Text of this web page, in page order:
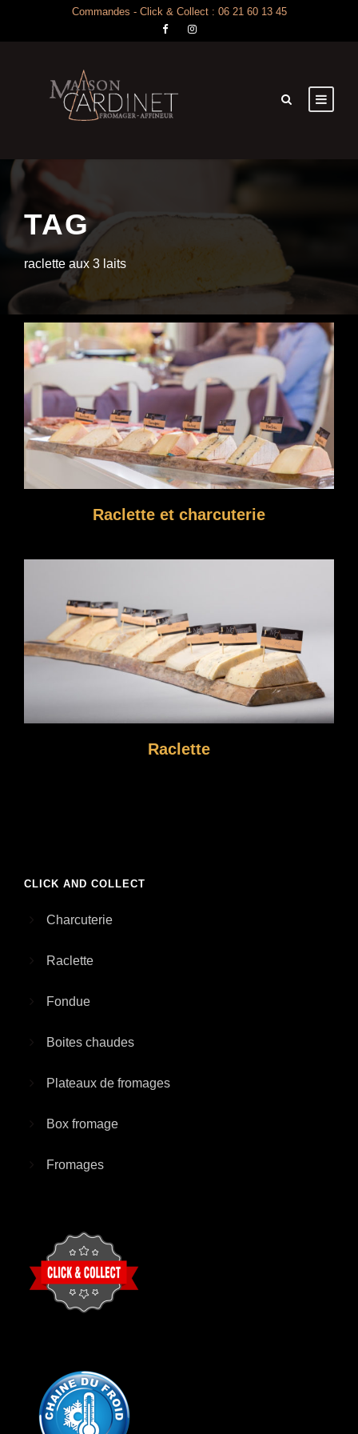
Commandes - Click & Collect : 06 21 60 13 45
TAG
raclette aux 3 laits
Raclette et charcuterie
Raclette
CLICK AND COLLECT
Charcuterie
Raclette
Fondue
Boites chaudes
Plateaux de fromages
Box fromage
Fromages